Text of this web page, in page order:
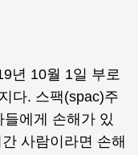
년 10월 1일 부로
다. 스팩(spac)주
에게 손해가 있
사람이라면 손해